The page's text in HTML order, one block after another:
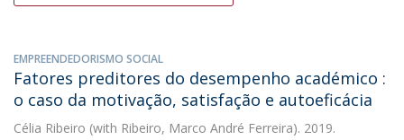
EMPREENDEDORISMO SOCIAL
Fatores preditores do desempenho académico :
o caso da motivação, satisfação e autoeficácia
Célia Ribeiro (with Ribeiro, Marco André Ferreira). 2019.